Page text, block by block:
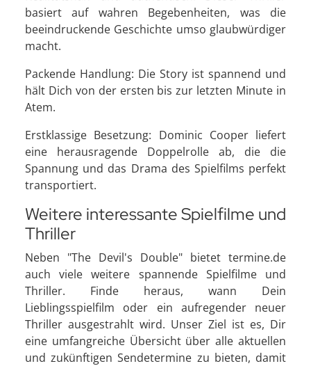
basiert auf wahren Begebenheiten, was die
beeindruckende Geschichte umso glaubwürdiger
macht.
Packende Handlung: Die Story ist spannend und
hält Dich von der ersten bis zur letzten Minute in
Atem.
Erstklassige Besetzung: Dominic Cooper liefert
eine herausragende Doppelrolle ab, die die
Spannung und das Drama des Spielfilms perfekt
transportiert.
Weitere interessante Spielfilme und
Thriller
Neben "The Devil's Double" bietet termine.de
auch viele weitere spannende Spielfilme und
Thriller. Finde heraus, wann Dein
Lieblingsspielfilm oder ein aufregender neuer
Thriller ausgestrahlt wird. Unser Ziel ist es, Dir
eine umfangreiche Übersicht über alle aktuellen
und zukünftigen Sendetermine zu bieten, damit